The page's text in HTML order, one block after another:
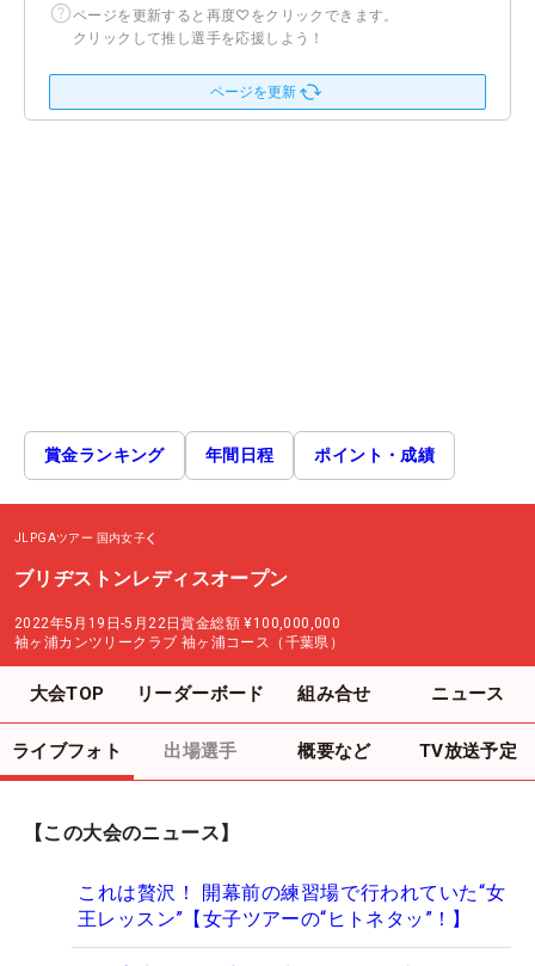
ページを更新すると再度♡をクリックできます。
クリックして推し選手を応援しよう！
ページを更新
賞金ランキング 年間日程 ポイント・成績
JLPGAツアー 国内女子
ブリヂストンレディスオープン
2022年5月19日-5月22日賞金総額 ¥100,000,000
袖ヶ浦カンツリークラブ 袖ヶ浦コース（千葉県）
大会TOP リーダーボード 組み合せ ニュース
ライブフォト 出場選手 概要など TV放送予定
【この大会のニュース】
これは贅沢！ 開幕前の練習場で行われていた“女
王レッスン”【女子ツアーの“ヒトネタッ”！】